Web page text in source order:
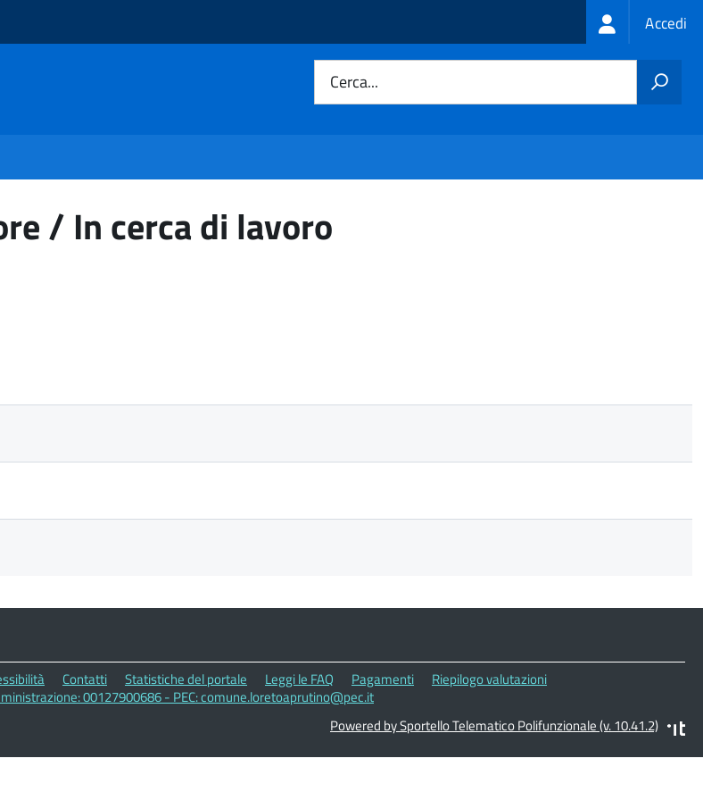
Login
menu
Accedi
Cerca...
/ In cerca di lavoro
Contatti Statistiche del portale Leggi le FAQ Pagamenti
Riepilogo valutazioni
00127900686 - PEC: comune.loretoaprutino@pec.it
Powered by Sportello Telematico Polifunzionale (v. 10.41.2)